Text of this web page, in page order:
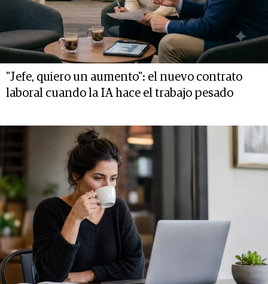
"Jefe, quiero un aumento": el nuevo contrato
laboral cuando la IA hace el trabajo pesado